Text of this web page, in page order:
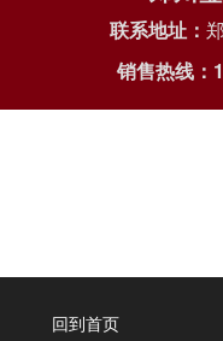
联系地址：
销售热线：
回到首页